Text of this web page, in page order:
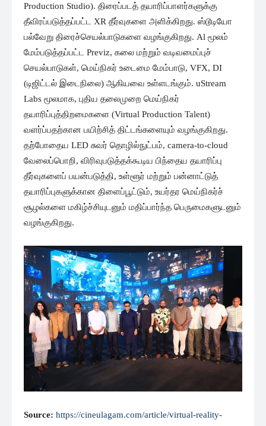
Production Studio). திரைப்படத் தயாரிப்பாளர்களுக்கு
தீவிரப்படுத்தப்பட்ட XR தீர்வுகளை அளிக்கிறது. ஸ்டூடியோ
பல்வேறு திரைச்செயல்பாடுகளை வழங்குகிறது. Al மூலம்
மேம்படுத்தப்பட்ட Previz, கலை மற்றும் வடிவமைப்புச்
செயல்பாடுகள், மெய்நிகர் உடைமை மேம்பாடு, VFX, DI
(டிஜிட்டல் இடைநிலை) ஆகியவை உள்ளடங்கும். uStream
Labs மூலமாக, புதிய தலைமுறை மெய்நிகர்
தயாரிப்புத்திறமைகளை (Virtual Production Talent)
வளர்ப்பதற்கான பயிற்சித் திட்டங்களையும் வழங்குகிறது.
தற்போதைய LED சுவர் தொழில்நுட்பம், camera-to-cloud
வேலைப்பொறி, விரிவுபடுத்தக்கூடிய பிந்தைய தயாரிப்பு
தீர்வுகளைப் பயன்படுத்தி, உள்ளூர் மற்றும் பன்னாட்டுத்
தயாரிப்புகளுக்கான திளைப்பூட்டும், உயர்தர மெய்நிகர்ச்
சூழல்களை மகிழ்ச்சியுடனும் மதிப்பார்ந்த பெருமைகளுடனும்
வழங்குகிறது.
Source: https://cineulagam.com/article/virtual-reality-